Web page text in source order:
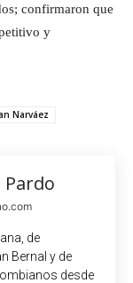
confirmaron que
y
Narváez
de
Bernal y de
desde